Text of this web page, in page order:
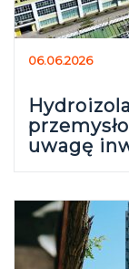
06.06.2026
uwagę